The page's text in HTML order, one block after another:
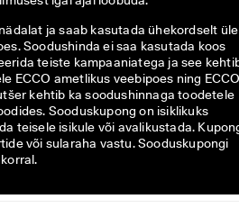
ja saab kasutada ühekordselt üle
Soodushinda ei saa kasutada koos
teiste kampaaniatega ja see
ECCO ametlikus veebipoes ning
kehtib ka soodushinnaga toodetele
Sooduskupong on isiklikuks
teisele isikule või avalikustada.
või sularaha vastu. Sooduskupongi